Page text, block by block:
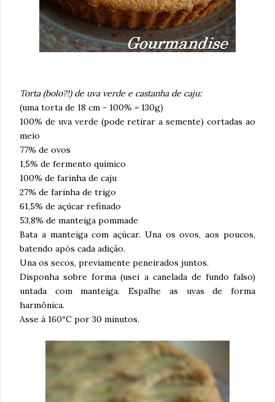
Torta (bolo?!) de uva verde e castanha de caju:
(uma torta de 18 cm - 100% = 130g)
100% de uva verde (pode retirar a semente) cortadas ao
meio
77% de ovos
1,5% de fermento químico
100% de farinha de caju
27% de farinha de trigo
61,5% de açúcar refinado
53,8% de manteiga pommade
Bata a manteiga com açúcar. Una os ovos, aos poucos,
batendo após cada adição.
Una os secos, previamente peneirados juntos.
Disponha sobre forma (usei a canelada de fundo falso)
untada com manteiga. Espalhe as uvas de forma
harmônica.
Asse à 160ºC por 30 minutos.